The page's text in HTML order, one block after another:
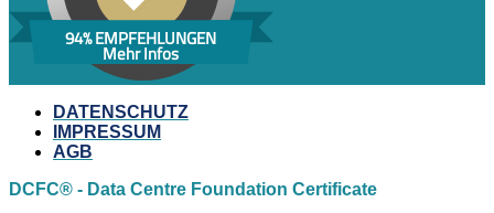
94% EMPFEHLUNGEN
Mehr Infos
DATENSCHUTZ
IMPRESSUM
AGB
DCFC® - Data Centre Foundation Certificate